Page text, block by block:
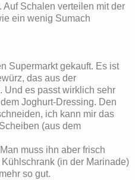
Auf Schalen verteilen mit der
ein wenig Sumach
Supermarkt gekauft. Es ist
das aus der
Und es passt wirklich sehr
Joghurt-Dressing. Den
ich kann mir das
(aus dem
muss ihn aber frisch
(in der Marinade)
so gut.